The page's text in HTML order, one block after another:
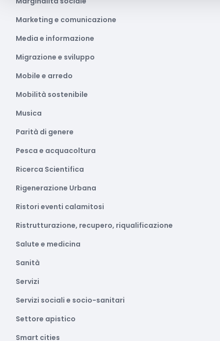
Marketing e comunicazione
Media e informazione
Migrazione e sviluppo
Mobile e arredo
Mobilità sostenibile
Musica
Parità di genere
Pesca e acquacoltura
Ricerca Scientifica
Rigenerazione Urbana
Ristori eventi calamitosi
Ristrutturazione, recupero, riqualificazione
Salute e medicina
Sanità
Servizi
Servizi sociali e socio-sanitari
Settore apistico
Smart cities